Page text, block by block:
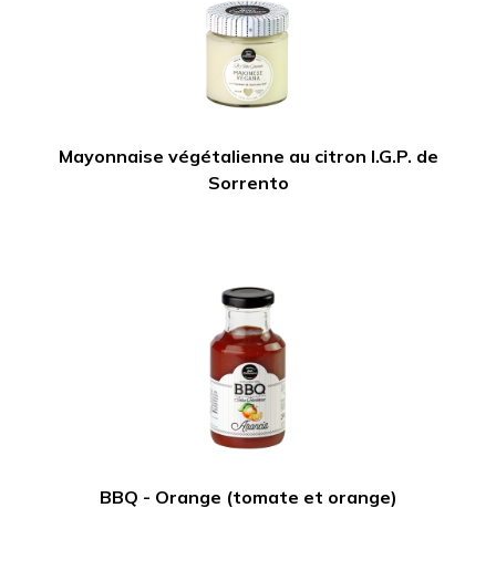
Mayonnaise végétalienne au citron I.G.P. de
Sorrento
BBQ - Orange (tomate et orange)